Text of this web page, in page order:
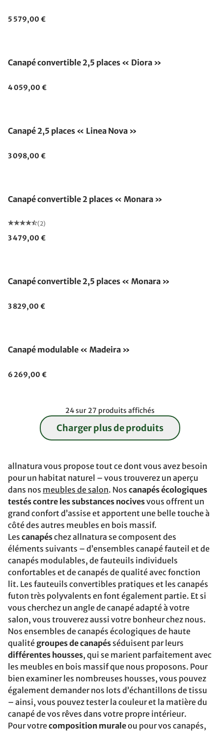
5 579,00 €
Canapé convertible 2,5 places « Diora »
4 059,00 €
Canapé 2,5 places « Linea Nova »
3 098,00 €
Canapé convertible 2 places « Monara »
(2)
3 479,00 €
Canapé convertible 2,5 places « Monara »
3 829,00 €
Canapé modulable « Madeira »
6 269,00 €
24 sur 27 produits affichés
Charger plus de produits
allnatura vous propose tout ce dont vous avez besoin
pour un habitat naturel – vous trouverez un aperçu
dans nos meubles de salon. Nos canapés écologiques
testés contre les substances nocivesvous offrent un
grand confort d’assise et apportent une belle touche à
côté des autres meubles en bois massif.
Les canapéschez allnatura se composent des
éléments suivants – d’ensembles canapé fauteil et de
canapés modulables, de fauteuils individuels
confortables et de canapés de qualité avec fonction
lit. Les fauteuils convertibles pratiques et les canapés
futon très polyvalents en font également partie. Et si
vous cherchez un angle de canapé adapté à votre
salon, vous trouverez aussi votre bonheur chez nous.
Nos ensembles de canapés écologiques de haute
qualité groupes de canapés séduisent par leurs
différentes housses, qui se marient parfaitement avec
les meubles en bois massif que nous proposons. Pour
bien examiner les nombreuses housses, vous pouvez
également demander nos lots d’échantillons de tissu
– ainsi, vous pouvez tester la couleur et la matière du
canapé de vos rêves dans votre propre intérieur.
Pour votrecomposition muraleou pour vos canapés,